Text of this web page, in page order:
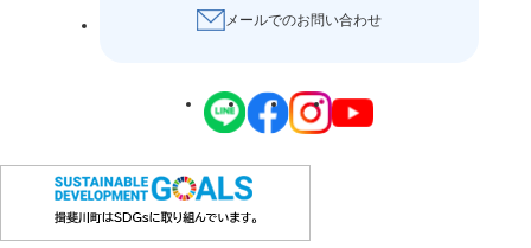
メールでのお問い合わせ